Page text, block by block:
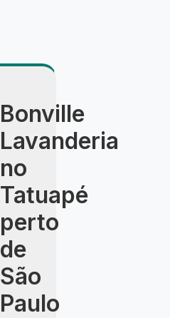
Bonville
Lavanderia
no
Tatuapé
perto
de
São
Paulo